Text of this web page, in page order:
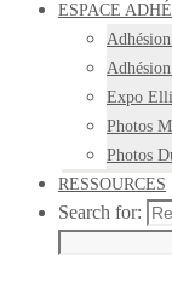
ESPACE
Expo
Photos
Photos
RESSOURCES
Search for: